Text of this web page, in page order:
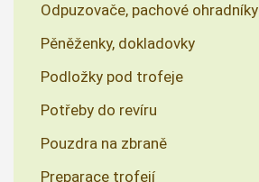
Odpuzovače, pachové ohradníky
Pěněženky, dokladovky
Podložky pod trofeje
Potřeby do revíru
Pouzdra na zbraně
Preparace trofejí